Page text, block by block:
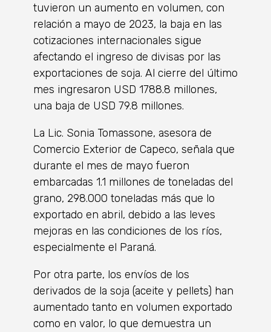
tuvieron un aumento en volumen, con
relación a mayo de 2023, la baja en las
cotizaciones internacionales sigue
afectando el ingreso de divisas por las
exportaciones de soja. Al cierre del último
mes ingresaron USD 1788.8 millones,
una baja de USD 79.8 millones.
La Lic. Sonia Tomassone, asesora de
Comercio Exterior de Capeco, señala que
durante el mes de mayo fueron
embarcadas 1.1 millones de toneladas del
grano, 298.000 toneladas más que lo
exportado en abril, debido a las leves
mejoras en las condiciones de los ríos,
especialmente el Paraná.
Por otra parte, los envíos de los
derivados de la soja (aceite y pellets) han
aumentado tanto en volumen exportado
como en valor, lo que demuestra un